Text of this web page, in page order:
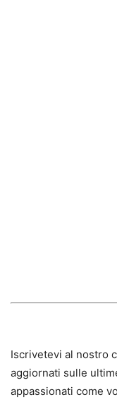
Iscrivetevi al nostro
aggiornati sulle
appassionati come